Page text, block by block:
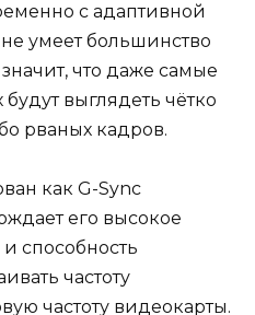
с адаптивной
умеет большинство
что даже самые
выглядеть чётко
рваных кадров.
как G-Sync
его высокое
способность
частоту
частоту видеокарты.